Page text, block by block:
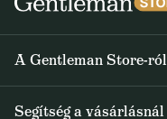
A Gentleman Store-ról
Segítség a vásárlásnál